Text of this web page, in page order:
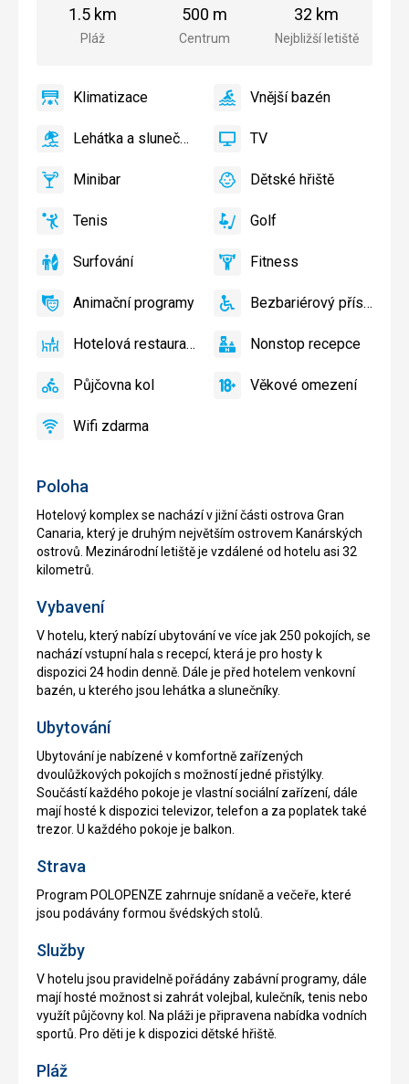
Poloha
Hotelový komplex se nachází v jižní části ostrova Gran
Canaria, který je druhým největším ostrovem Kanárských
ostrovů. Mezinárodní letiště je vzdálené od hotelu asi 32
kilometrů.
Vybavení
V hotelu, který nabízí ubytování ve více jak 250 pokojích, se
nachází vstupní hala s recepcí, která je pro hosty k
dispozici 24 hodin denně. Dále je před hotelem venkovní
bazén, u kterého jsou lehátka a slunečníky.
Ubytování
Ubytování je nabízené v komfortně zařízených
dvoulůžkových pokojích s možností jedné přistýlky.
Součástí každého pokoje je vlastní sociální zařízení, dále
mají hosté k dispozici televizor, telefon a za poplatek také
trezor. U každého pokoje je balkon.
Strava
Program POLOPENZE zahrnuje snídaně a večeře, které
jsou podávány formou švédských stolů.
Služby
V hotelu jsou pravidelně pořádány zabávní programy, dále
mají hosté možnost si zahrát volejbal, kulečník, tenis nebo
využít půjčovny kol. Na pláži je připravena nabídka vodních
sportů. Pro děti je k dispozici dětské hřiště.
Pláž
pláže
Pláž
1.5 km
centra
Centrum
500 m
letiště
Nejbližší letiště
32 km
Klimatizace
Klimatizace
ano
VnějšíVnější bazén
ano
Lehátka
slunečníky
bazénu
Lehátka a slunečníky u bazénu zdarma
ano TV TV
ano
Minibar,Minibar
ano
Dětské
Dětský
Dětské hřiště
ano
TenisTenis
ano Golf Golf
ano
Surfování
Surfování
ano FitnessFitness
ano
Animační
Animační programy
ano
Bezbariérový
Bezbariérový přístup
ano
HotelováHotelová restaurace
ano
NonstopNonstop recepce
ano
PůjčovnaPůjčovna kol
ano
VěkovéVěkové omezení
ano
Wifi
Wifi zdarma
ano